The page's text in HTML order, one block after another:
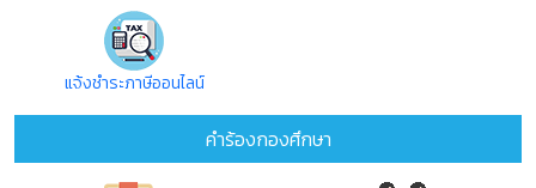
แจ้งชำระภาษีออนไลน์
คำร้องกองศึกษา